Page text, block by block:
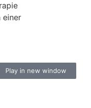
einer
Play in new window